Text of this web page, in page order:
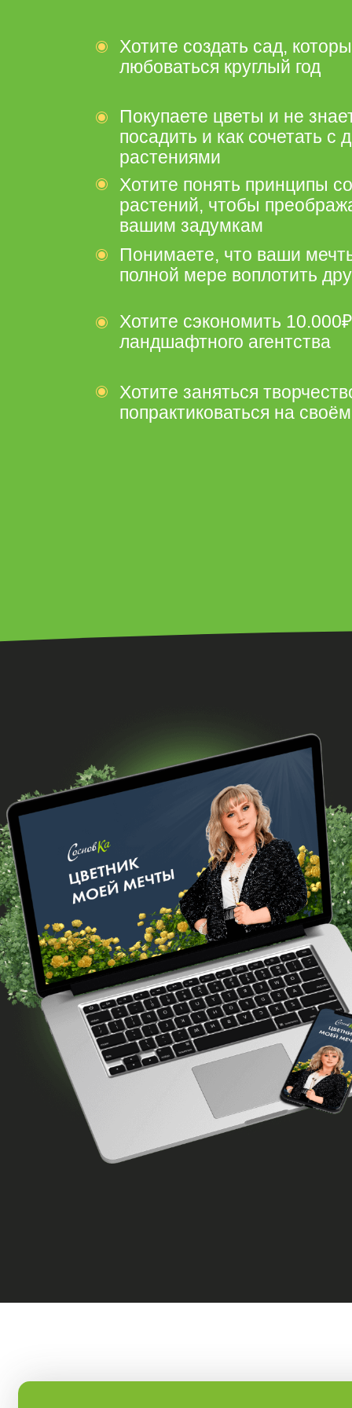
Хотите создать сад,
любоваться круглый год
Покупаете цветы и не
посадить и как сочетать с
растениями
Хотите понять принципы
растений, чтобы
вашим задумкам
Понимаете, что ваши
полной мере воплотить
Хотите сэкономить
ландшафтного агентства
Хотите заняться
попрактиковаться на